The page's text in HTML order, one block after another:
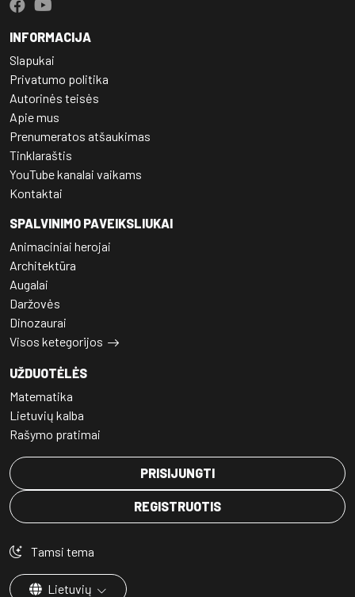
INFORMACIJA
Slapukai
Privatumo politika
Autorinės teisės
Apie mus
Prenumeratos atšaukimas
Tinklaraštis
YouTube kanalai vaikams
Kontaktai
SPALVINIMO PAVEIKSLIUKAI
Animaciniai herojai
Architektūra
Augalai
Daržovės
Dinozaurai
Visos ketegorijos
UŽDUOTĖLĖS
Matematika
Lietuvių kalba
Rašymo pratimai
PRISIJUNGTI
REGISTRUOTIS
Tamsi tema
Lietuvių